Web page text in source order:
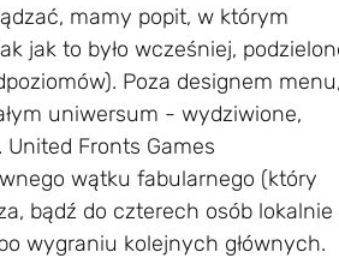
mamy popit, w którym
jak to było wcześniej,
Poza designem
uniwersum - wydziwione,
Fronts Games
wątku fabularnego (który
bądź do czterech osób lokalnie
wygraniu kolejnych głównych.